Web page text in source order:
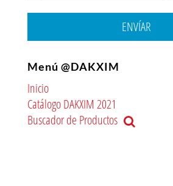
ENVÍAR
Menú @DAKXIM
Inicio
Catálogo DAKXIM 2021
Buscador de Productos